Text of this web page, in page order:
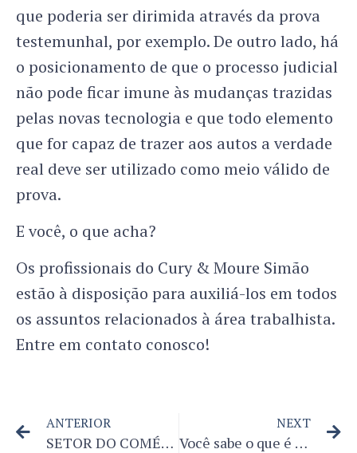
que poderia ser dirimida através da prova
testemunhal, por exemplo. De outro lado, há
o posicionamento de que o processo judicial
não pode ficar imune às mudanças trazidas
pelas novas tecnologia e que todo elemento
que for capaz de trazer aos autos a verdade
real deve ser utilizado como meio válido de
prova.
E você, o que acha?
Os profissionais do Cury & Moure Simão
estão à disposição para auxiliá-los em todos
os assuntos relacionados à área trabalhista.
Entre em contato conosco!
ANTERIOR
SETOR DO COMÉRCIO E O FUNCIONAMENTO EM FERIADOS – PORTARIA 3.665/2023 PASSA A EXIGIR ACORDO COLETIVO A PARTIR DE JULHO DE 2026
NEXT
Você sabe o que é um devedor tributário contumaz? A Receita Federal definiu os critérios